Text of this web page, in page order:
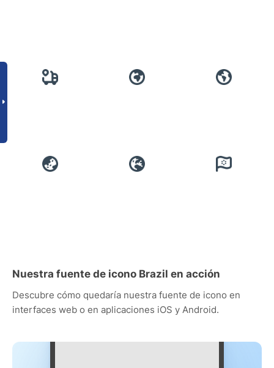
Nuestra fuente de icono Brazil en acción
Descubre cómo quedaría nuestra fuente de icono en
interfaces web o en aplicaciones iOS y Android.